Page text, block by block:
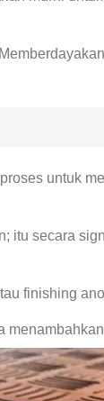
untuk
itu secara
finishing